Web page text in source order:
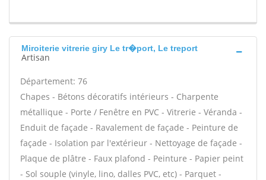
Miroiterie vitrerie giry Le tr�port, Le treport
Artisan
Département: 76
Chapes - Bétons décoratifs intérieurs - Charpente
métallique - Porte / Fenêtre en PVC - Vitrerie - Véranda -
Enduit de façade - Ravalement de façade - Peinture de
façade - Isolation par l'extérieur - Nettoyage de façade -
Plaque de plâtre - Faux plafond - Peinture - Papier peint
- Sol souple (vinyle, lino, dalles PVC, etc) - Parquet -